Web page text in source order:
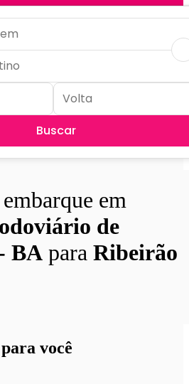
Buscar
em
de
BA para Ribeirão
você